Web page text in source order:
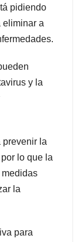
pidiendo
eliminar a
y la
prevenir la
lo que la
la
para